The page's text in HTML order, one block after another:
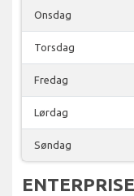
Onsdag
Torsdag
Fredag
Lørdag
Søndag